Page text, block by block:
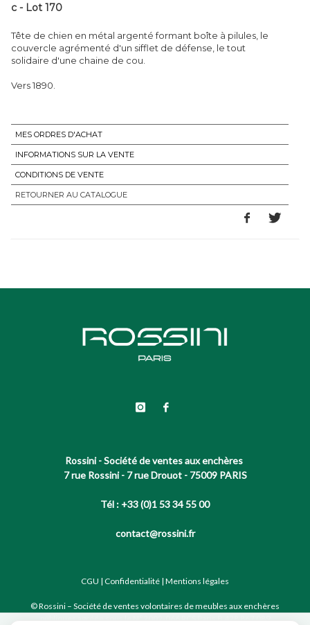
c - Lot 170
Tête de chien en métal argenté formant boîte à pilules, le
couvercle agrémenté d'un sifflet de défense, le tout
solidaire d'une chaine de cou.
Vers 1890.
MES ORDRES D'ACHAT
INFORMATIONS SUR LA VENTE
CONDITIONS DE VENTE
RETOURNER AU CATALOGUE
Rossini - Société de ventes aux enchères
7 rue Rossini - 7 rue Drouot - 75009 PARIS
Tél : +33 (0)1 53 34 55 00
contact@rossini.fr
CGU | Confidentialité | Mentions légales
© Rossini – Société de ventes volontaires de meubles aux enchères